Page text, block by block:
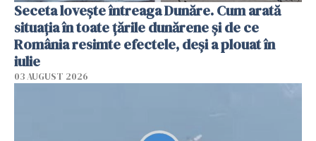
Seceta lovește întreaga Dunăre. Cum arată
situația în toate țările dunărene și de ce
România resimte efectele, deși a plouat în
iulie
03 AUGUST 2026